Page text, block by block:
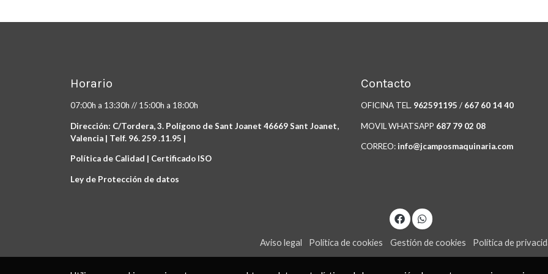
Horario
07:00h a 13:30h // 15:00h a 18:00h
Dirección: C/Tordera, 3. Polígono de Sant Joanet 46669 Sant Joanet,
Valencia | Telf. 96. 259 .11.95 |
Política de Calidad | Certificado ISO
Ley de Protección de datos
Contacto
OFICINA TEL. 962591195 / 667 60 14 40
MOVIL WHATSAPP 687 79 02 08
CORREO: info@jcamposmaquinaria.com
Aviso legal Política de cookies Gestión de cookies Política de